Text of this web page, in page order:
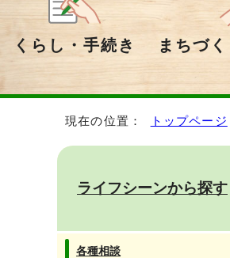
くらし・手続き
まちづ
現在の位置： トップページ
ライフシーンから探す
各種相談